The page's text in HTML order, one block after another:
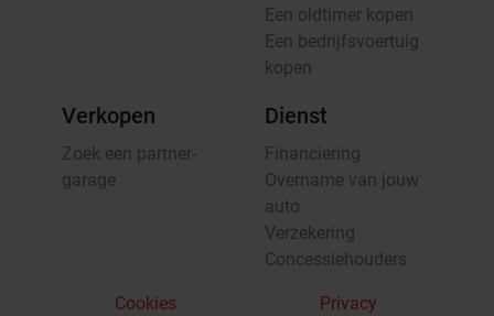
Een oldtimer kopen
Een bedrijfsvoertuig
kopen
Verkopen
Zoek een partner-
garage
Dienst
Financiering
Overname van jouw
auto
Verzekering
Concessiehouders
Cookies Privacy